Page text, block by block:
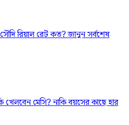
রিয়াল রেট কত? জানুন সর্বশেষ
মেসি? নাকি বয়সের কাছে হার